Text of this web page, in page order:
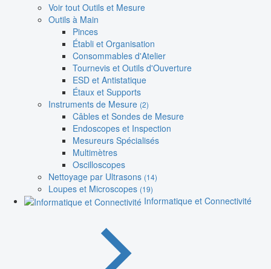
Voir tout Outils et Mesure
Outils à Main
Pinces
Établi et Organisation
Consommables d'Atelier
Tournevis et Outils d'Ouverture
ESD et Antistatique
Étaux et Supports
Instruments de Mesure (2)
Câbles et Sondes de Mesure
Endoscopes et Inspection
Mesureurs Spécialisés
Multimètres
Oscilloscopes
Nettoyage par Ultrasons (14)
Loupes et Microscopes (19)
Informatique et Connectivité